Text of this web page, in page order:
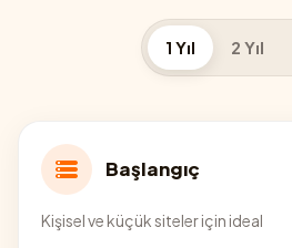
1 Yıl 2 Yıl
Başlangıç
Kişisel ve küçük siteler için ideal